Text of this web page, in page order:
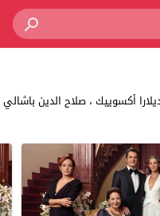
أكسوييك ، صلاح الدين